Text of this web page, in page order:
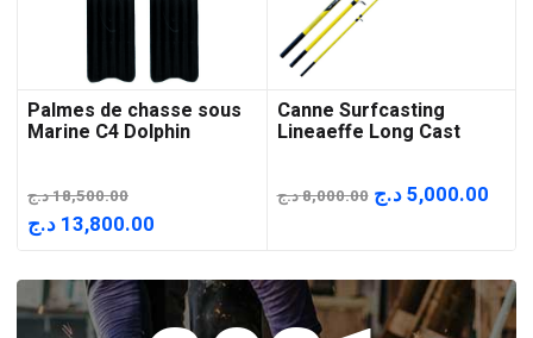
Palmes de chasse sous
Marine C4 Dolphin
18,500.00د.ج
Le
initial
était :
13,800.00 د.ج
actuel
est :
Canne Surfcasting
Lineaeffe Long Cast
8,000.00د.ج
Le
était :
8,000.00 د.ج.
5,000.00د.ج
Le
est :